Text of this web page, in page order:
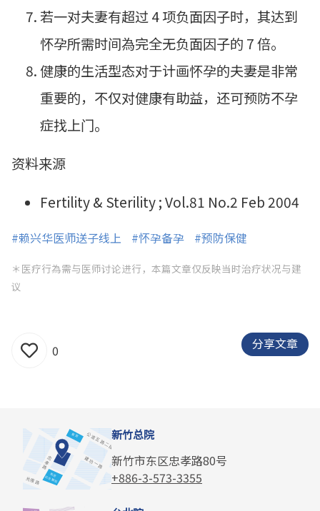
若一对夫妻有超过 4 项负面因子时，其达到
怀孕所需时间為完全无负面因子的 7 倍。
健康的生活型态对于计画怀孕的夫妻是非常
重要的，不仅对健康有助益，还可预防不孕
症找上门。
资料来源
Fertility & Sterility ; Vol.81 No.2 Feb 2004
#赖兴华医师送子线上 #怀孕备孕 #预防保健
＊医疗行為需与医师讨论进行，本篇文章仅反映当时治疗状况与建
议
0 分享文章
新竹总院
新竹市东区忠孝路80号
+886-3-573-3355